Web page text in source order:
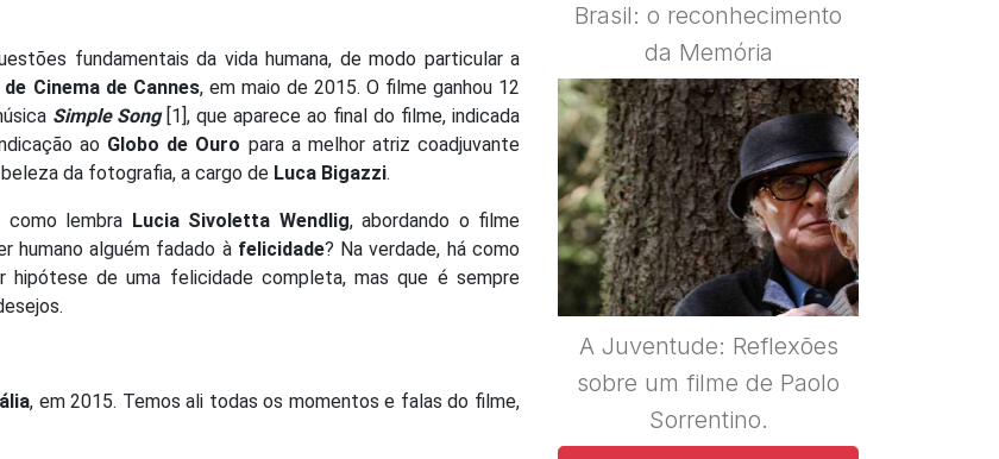
fundamentais da vida humana, de modo particular a
Cinema de Cannes, em maio de 2015. O filme ganhou 12
Simple Song[1], que aparece ao final do filme, indicada
ao Globo de Ouro para a melhor atriz coadjuvante
da fotografia, a cargo de Luca Bigazzi.
como lembra Lucia Sivoletta Wendlig, abordando o filme
humano alguém fadado à felicidade? Na verdade, há como
hipótese de uma felicidade completa, mas que é sempre
, em 2015. Temos ali todas os momentos e falas do filme,
Brasil: o reconhecimento
da Memória
A Juventude: Reflexões
sobre um filme de Paolo
Sorrentino.